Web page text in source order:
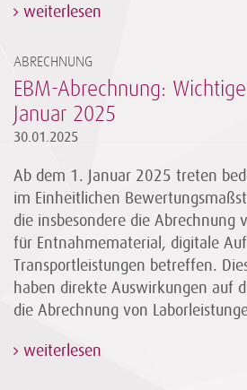
weiterlesen
ABRECHNUNG
EBM-Abrechnung:
Januar 2025
30.01.2025
Ab dem 1. Januar 2025 treten
im Einheitlichen
die insbesondere die Abrechnung
für Entnahmematerial, digitale
Transportleistungen betreffen.
haben direkte Auswirkungen auf
die Abrechnung von
weiterlesen